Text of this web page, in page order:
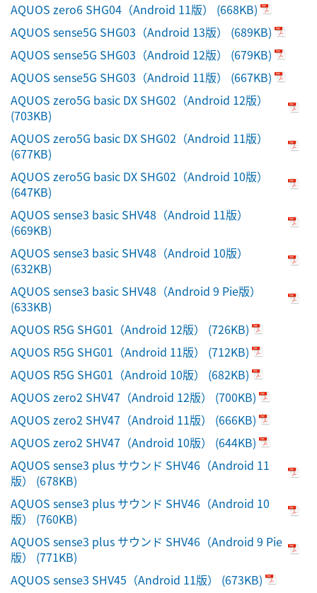
AQUOS zero6 SHG04（Android 11版） (668KB)
AQUOS sense5G SHG03（Android 13版） (689KB)
AQUOS sense5G SHG03（Android 12版） (679KB)
AQUOS sense5G SHG03（Android 11版） (667KB)
AQUOS zero5G basic DX SHG02（Android 12版）
(703KB)
AQUOS zero5G basic DX SHG02（Android 11版）
(677KB)
AQUOS zero5G basic DX SHG02（Android 10版）
(647KB)
AQUOS sense3 basic SHV48（Android 11版）
(669KB)
AQUOS sense3 basic SHV48（Android 10版）
(632KB)
AQUOS sense3 basic SHV48（Android 9 Pie版）
(633KB)
AQUOS R5G SHG01（Android 12版） (726KB)
AQUOS R5G SHG01（Android 11版） (712KB)
AQUOS R5G SHG01（Android 10版） (682KB)
AQUOS zero2 SHV47（Android 12版） (700KB)
AQUOS zero2 SHV47（Android 11版） (666KB)
AQUOS zero2 SHV47（Android 10版） (644KB)
AQUOS sense3 plus サウンド SHV46（Android 11
版） (678KB)
AQUOS sense3 plus サウンド SHV46（Android 10
版） (760KB)
AQUOS sense3 plus サウンド SHV46（Android 9 Pie
版） (771KB)
AQUOS sense3 SHV45（Android 11版） (673KB)